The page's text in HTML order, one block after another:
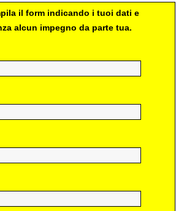
il form indicando i tuoi dati e
alcun impegno da parte tua.